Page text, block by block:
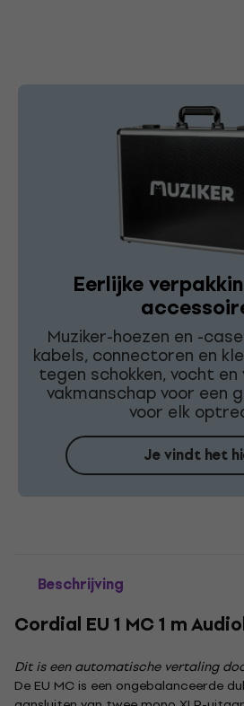
Eerlijke
Muziker-hoezen en -
kabels, connectoren en
tegen schokken, vocht
vakmanschap voor een
voor elk
Je vindt het
Beschrijving
Cordial EU 1 MC 1 m
Dit is een automatische vertaling
De EU MC is een ongebalanceerde